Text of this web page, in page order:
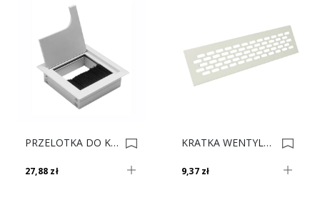
PRZELOTKA DO KABLI.METAL 80x80 ALUMINIUM LB-K80x80-05 0019140
27,88 zł
KRATKA WENTYLACYJNA 60 L-245mm BIAŁA 0016361
9,37 zł